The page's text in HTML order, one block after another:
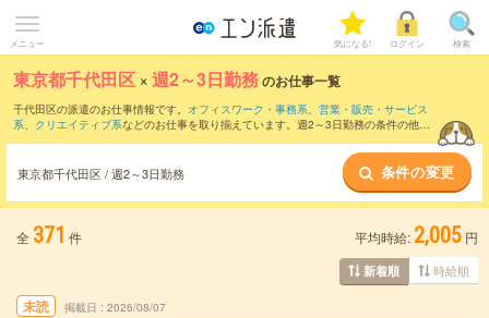
メニュー 気になる! ログイン 検索
東京都千代田区 ×週2～3日勤務のお仕事一覧
千代田区の派遣のお仕事情報です。 オフィスワーク・事務系、 営業・販売・サービス
系、 クリエイティブ系などのお仕事を取り揃えています。週2～3日勤務の条件の他
東京都千代田区 / 週2～3日勤務 条件の変更
全 371 件 平均時給: 2,005 円
新着順 時給順
未読 掲載日 2026/08/07